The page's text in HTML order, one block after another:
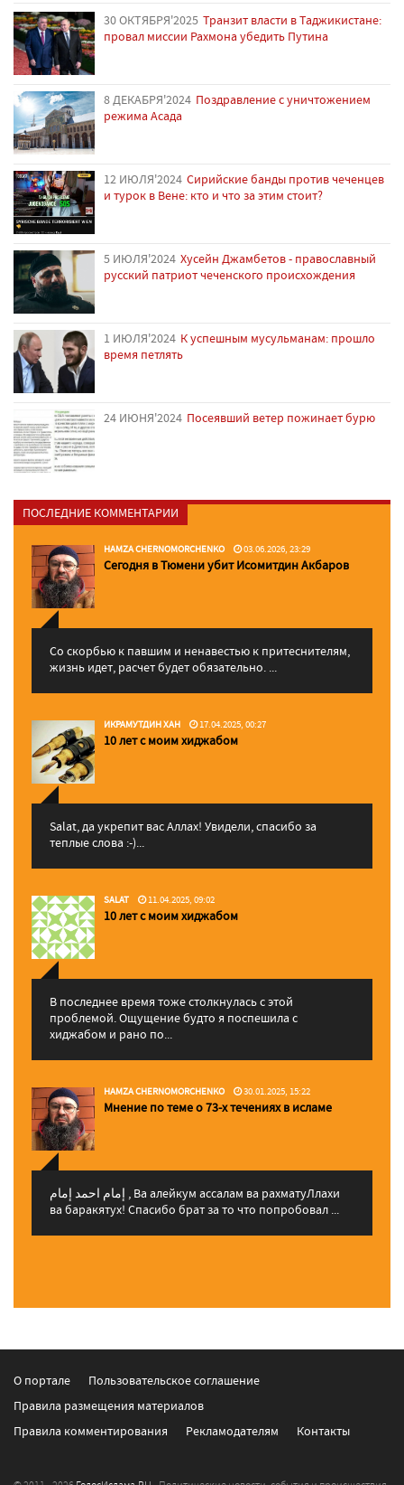
30 ОКТЯБРЯ'2025 Транзит власти в Таджикистане:
провал миссии Рахмона убедить Путина
8 ДЕКАБРЯ'2024 Поздравление с уничтожением
режима Асада
12 ИЮЛЯ'2024 Сирийские банды против чеченцев
и турок в Вене: кто и что за этим стоит?
5 ИЮЛЯ'2024 Хусейн Джамбетов - православный
русский патриот чеченского происхождения
1 ИЮЛЯ'2024 К успешным мусульманам: прошло
время петлять
24 ИЮНЯ'2024 Посеявший ветер пожинает бурю
ПОСЛЕДНИЕ КОММЕНТАРИИ
HAMZA CHERNOMORCHENKO 03.06.2026, 23:29
Сегодня в Тюмени убит Исомитдин Акбаров
Со скорбью к павшим и ненавестью к притеснителям,
жизнь идет, расчет будет обязательно. ...
ИКРАМУТДИН ХАН 17.04.2025, 00:27
10 лет с моим хиджабом
Salat, да укрепит вас Аллаx! Увидели, спасибо за
теплые слова :-)...
SALAT 11.04.2025, 09:02
10 лет с моим хиджабом
В последнее время тоже столкнулась с этой
проблемой. Ощущение будто я поспешила с
хиджабом и рано по...
HAMZA CHERNOMORCHENKO 30.01.2025, 15:22
Мнение по теме о 73-х течениях в исламе
إمام احمد إمام , Ва алейкум ассалам ва рахматуЛлахи
ва баракятух! Спасибо брат за то что попробовал ...
О портале
Пользовательское соглашение
Правила размещения материалов
Правила комментирования
Рекламодателям Контакты